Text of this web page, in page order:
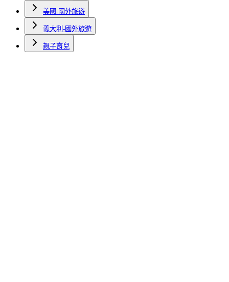
美國-國外旅遊
義大利-國外旅遊
親子育兒